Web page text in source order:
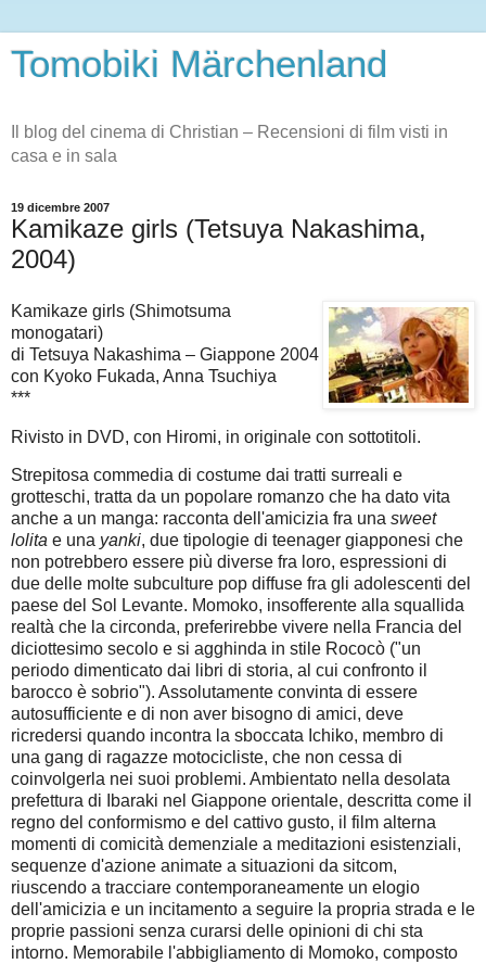
Tomobiki Märchenland
Il blog del cinema di Christian – Recensioni di film visti in
casa e in sala
19 dicembre 2007
Kamikaze girls (Tetsuya Nakashima,
2004)
Kamikaze girls (Shimotsuma
monogatari)
di Tetsuya Nakashima – Giappone 2004
con Kyoko Fukada, Anna Tsuchiya
***
Rivisto in DVD, con Hiromi, in originale con sottotitoli.
Strepitosa commedia di costume dai tratti surreali e
grotteschi, tratta da un popolare romanzo che ha dato vita
anche a un manga: racconta dell'amicizia fra una sweet
lolita e una yanki, due tipologie di teenager giapponesi che
non potrebbero essere più diverse fra loro, espressioni di
due delle molte subculture pop diffuse fra gli adolescenti del
paese del Sol Levante. Momoko, insofferente alla squallida
realtà che la circonda, preferirebbe vivere nella Francia del
diciottesimo secolo e si agghinda in stile Rococò ("un
periodo dimenticato dai libri di storia, al cui confronto il
barocco è sobrio"). Assolutamente convinta di essere
autosufficiente e di non aver bisogno di amici, deve
ricredersi quando incontra la sboccata Ichiko, membro di
una gang di ragazze motocicliste, che non cessa di
coinvolgerla nei suoi problemi. Ambientato nella desolata
prefettura di Ibaraki nel Giappone orientale, descritta come il
regno del conformismo e del cattivo gusto, il film alterna
momenti di comicità demenziale a meditazioni esistenziali,
sequenze d'azione animate a situazioni da sitcom,
riuscendo a tracciare contemporaneamente un elogio
dell'amicizia e un incitamento a seguire la propria strada e le
proprie passioni senza curarsi delle opinioni di chi sta
intorno. Memorabile l'abbigliamento di Momoko, composto